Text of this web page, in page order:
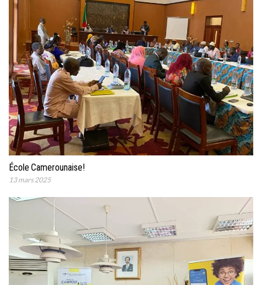
École Camerounaise!
13 mars 2025